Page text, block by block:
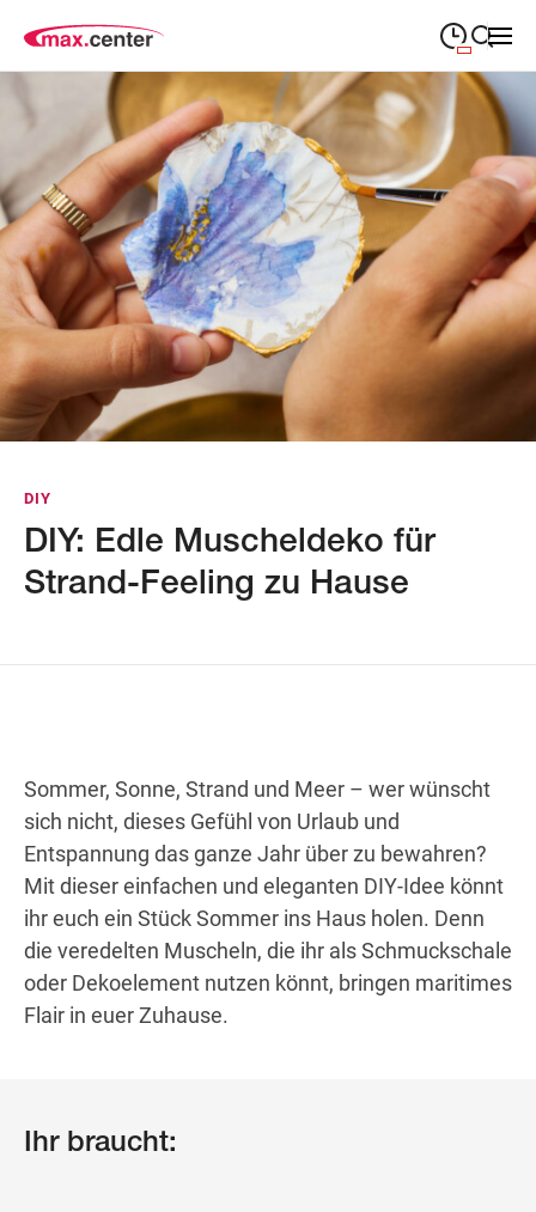
Suche schließen
MONTAG 09:00 19:00
Dienstag
DIENSTAG 09:00— 19:00
Mittwoch
MITTWOCH 09:00 19:00
Donnerstag
DONNERSTAG 09:00—19:00
Freitag
09:00—19:00
Samstag
SAMSTAG
DIY
DIY: Edle Muscheldeko für
Strand-Feeling zu Hause
Sommer, Sonne, Strand und Meer – wer wünscht
sich nicht, dieses Gefühl von Urlaub und
Entspannung das ganze Jahr über zu bewahren?
Mit dieser einfachen und eleganten DIY-Idee könnt
ihr euch ein Stück Sommer ins Haus holen. Denn
die veredelten Muscheln, die ihr als Schmuckschale
oder Dekoelement nutzen könnt, bringen maritimes
Flair in euer Zuhause.
Ihr braucht: